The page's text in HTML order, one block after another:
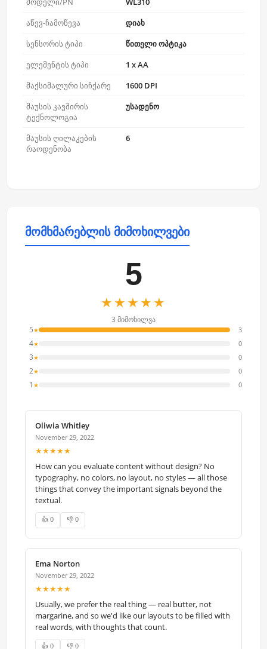
აწევ-ჩამოწევა
დიახ
სენსორის ტიპი
წითელი ოპტიკა
ელემენტის ტიპი
1 x AA
მაქსიმალური სიჩქარე
1600 DPI
მაუსის კავშირის
ტექნოლოგია
უსადენო
მაუსის ღილაკების
რაოდენობა
6
მომხმარებლის მიმოხილვები
5
★★★★★
3 მიმოხილვა
5★ 3
4★ 0
3★ 0
2★ 0
1 ★ 0
Oliwia Whitley
November 29, 2022
★★★★★
How can you evaluate content without design? No
typography, no colors, no layout, no styles — all those
things that convey the important signals beyond the
textual.
👍 0 👎 0
Ema Norton
November 29, 2022
★★★★★
Usually, we prefer the real thing — real butter, not
margarine, and so we'd like our layouts to be filled with
real words, with thoughts that count.
👍 0 👎 0